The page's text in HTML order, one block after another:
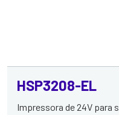
HSP3208-EL
Impressora de 24V para